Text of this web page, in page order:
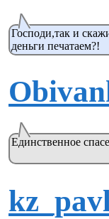
Господи,так и
деньги печатаем?!
Единственное